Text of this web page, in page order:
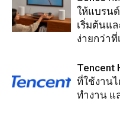
ให้แบรน
เริ่มต้นแล
ง่ายกว่าที่
Tencent
ที่ใช้งาน
ทำงาน แ